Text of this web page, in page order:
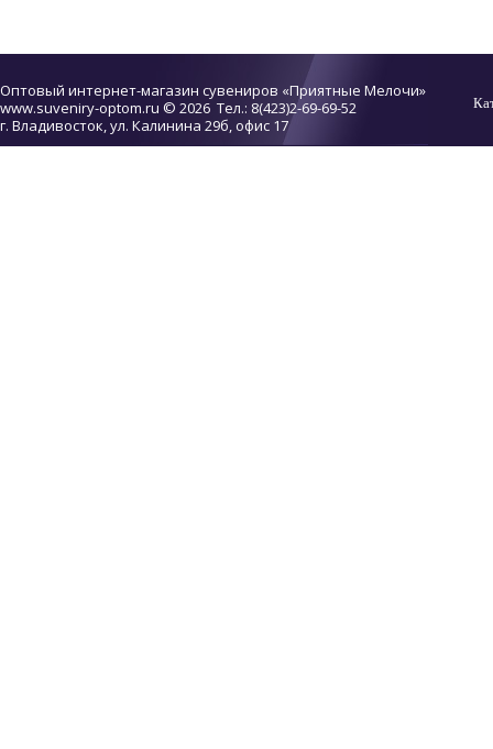
Оптовый интернет-магазин сувениров «Приятные Мелочи»
www.suveniry-optom.ru © 2026 Тел.: 8(423)2-69-69-52
г. Владивосток, ул. Калинина 29б, офис 17